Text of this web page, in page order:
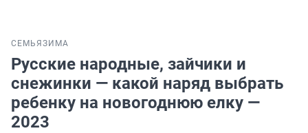
СЕМЬЯ ЗИМА
Русские народные, зайчики и
снежинки — какой наряд выбрать
ребенку на новогоднюю елку —
2023